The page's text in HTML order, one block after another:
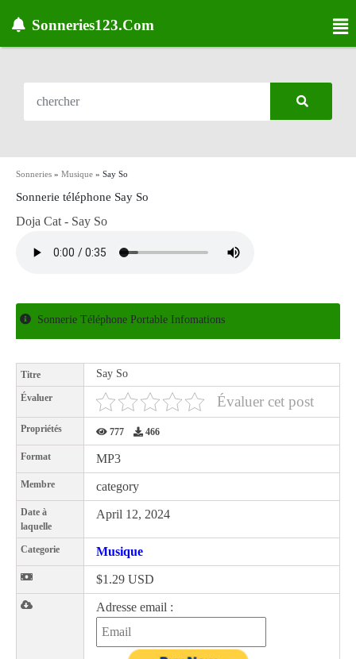
Sonneries123.Com
Sonneries » Musique » Say So
Sonnerie téléphone Say So
Doja Cat - Say So
Sonnerie Téléphone Portable Infomations
Titre Say So
Évaluer Évaluer cet post
Propriétés 777 466
Format MP3
Membre category
Date à
laquelle
April 12, 2024
Categorie Musique
$1.29 USD
Adresse email :